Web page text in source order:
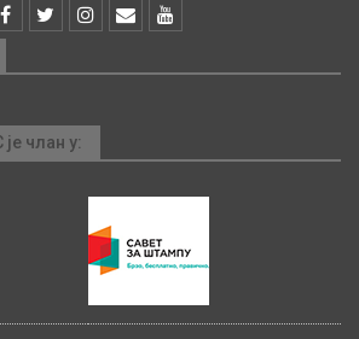
члан у: